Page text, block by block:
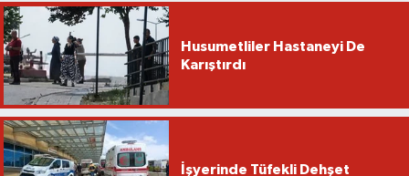
Husumetliler Hastaneyi De
Karıştırdı
İşyerinde Tüfekli Dehşet